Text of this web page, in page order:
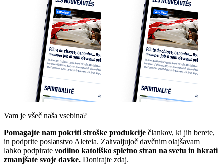
Vam je všeč naša vsebina?
Pomagajte nam pokriti stroške produkcije člankov, ki jih berete,
in podprite poslanstvo Aleteia. Zahvaljujoč davčnim olajšavam
lahko podpirate vodilno katoliško spletno stran na svetu in hkrati
zmanjšate svoje davke. Donirajte zdaj.